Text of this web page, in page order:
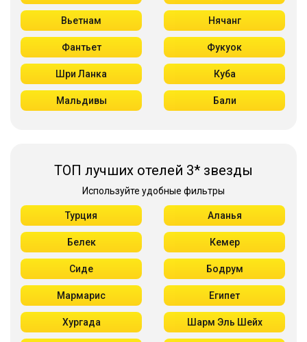
Вьетнам Нячанг
Фантьет Фукуок
Шри Ланка Куба
Мальдивы Бали
ТОП лучших отелей 3* звезды
Используйте удобные фильтры
Турция Аланья
Белек Кемер
Сиде Бодрум
Мармарис Египет
Хургада Шарм Эль Шейх